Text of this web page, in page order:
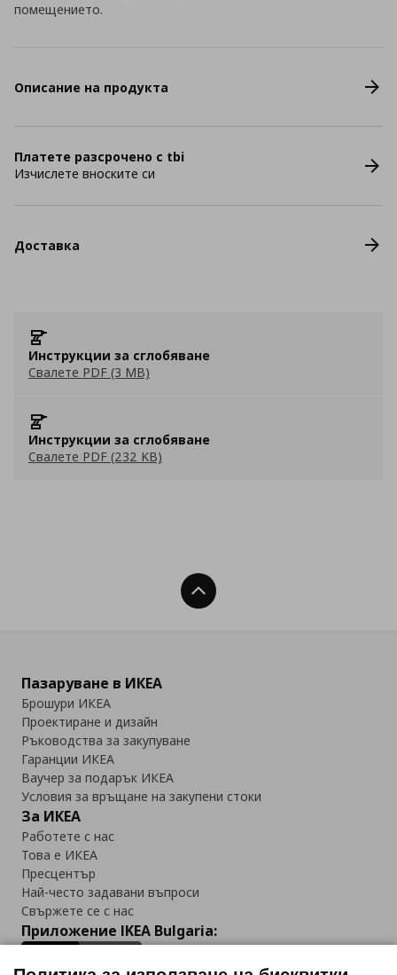
помещението.
Описание на продукта
Платете разсрочено с tbi
Изчислете вноските си
Доставка
Инструкции за сглобяване
Свалете PDF (3 MB)
Инструкции за сглобяване
Свалете PDF (232 KB)
Нагоре
Пазаруване в ИКЕА
Брошури ИКЕА
Проектиране и дизайн
Ръководства за закупуване
Гаранции ИКЕА
Ваучер за подарък ИКЕА
Условия за връщане на закупени стоки
За ИКЕА
Работете с нас
Това е ИКЕА
Пресцентър
Най-често задавани въпроси
Свържете се с нас
Приложение IKEA Bulgaria: